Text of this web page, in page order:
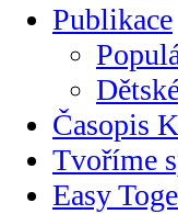
Publikace
Časopis
Tvoříme
Easy